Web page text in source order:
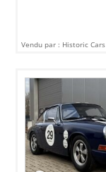
Vendu par : Historic Cars